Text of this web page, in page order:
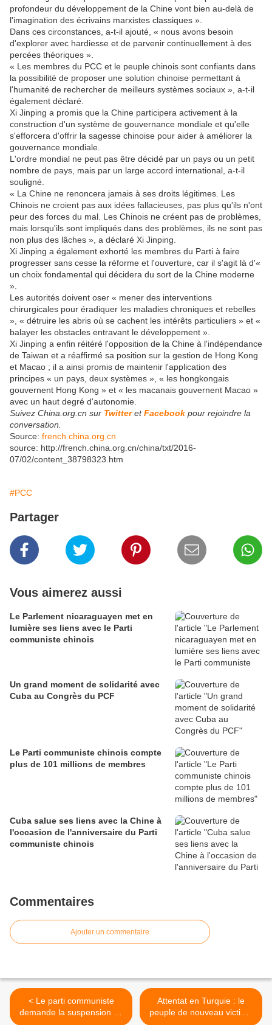
profondeur du développement de la Chine vont bien au-delà de
l'imagination des écrivains marxistes classiques ».
Dans ces circonstances, a-t-il ajouté, « nous avons besoin
d'explorer avec hardiesse et de parvenir continuellement à des
percées théoriques ».
« Les membres du PCC et le peuple chinois sont confiants dans
la possibilité de proposer une solution chinoise permettant à
l'humanité de rechercher de meilleurs systèmes sociaux », a-t-il
également déclaré.
Xi Jinping a promis que la Chine participera activement à la
construction d'un système de gouvernance mondiale et qu'elle
s'efforcera d'offrir la sagesse chinoise pour aider à améliorer la
gouvernance mondiale.
L'ordre mondial ne peut pas être décidé par un pays ou un petit
nombre de pays, mais par un large accord international, a-t-il
souligné.
« La Chine ne renoncera jamais à ses droits légitimes. Les
Chinois ne croient pas aux idées fallacieuses, pas plus qu'ils n'ont
peur des forces du mal. Les Chinois ne créent pas de problèmes,
mais lorsqu'ils sont impliqués dans des problèmes, ils ne sont pas
non plus des lâches », a déclaré Xi Jinping.
Xi Jinping a également exhorté les membres du Parti à faire
progresser sans cesse la réforme et l'ouverture, car il s'agit là d'«
un choix fondamental qui décidera du sort de la Chine moderne
».
Les autorités doivent oser « mener des interventions
chirurgicales pour éradiquer les maladies chroniques et rebelles
», « détruire les abris où se cachent les intérêts particuliers » et «
balayer les obstacles entravant le développement ».
Xi Jinping a enfin réitéré l'opposition de la Chine à l'indépendance
de Taiwan et a réaffirmé sa position sur la gestion de Hong Kong
et Macao ; il a ainsi promis de maintenir l'application des
principes « un pays, deux systèmes », « les hongkongais
gouvernent Hong Kong » et « les macanais gouvernent Macao »
avec un haut degré d'autonomie.
Suivez China.org.cn sur TwitteretFacebook pour rejoindre la
conversation.
Source: french.china.org.cn
source: http://french.china.org.cn/china/txt/2016-
07/02/content_38798323.htm
#PCC
Partager
Vous aimerez aussi
Le Parlement nicaraguayen met en
lumière ses liens avec le Parti
communiste chinois
Un grand moment de solidarité avec
Cuba au Congrès du PCF
Le Parti communiste chinois compte
plus de 101 millions de membres
Cuba salue ses liens avec la Chine à
l'occasion de l'anniversaire du Parti
communiste chinois
Commentaires
Ajouter un commentaire
< Le parti communiste
demande la suspension du
Attentat en Turquie : le
peuple de nouveau victime